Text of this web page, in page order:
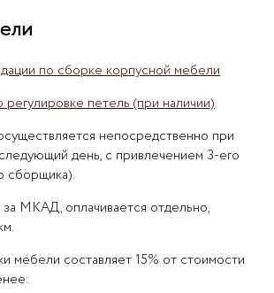
по сборке корпусной мебели
петель (при наличии)
непосредственно при
день, с привлечением 3-его
сборщика).
МКАД, оплачивается отдельно,
мебели составляет 15% от стоимости